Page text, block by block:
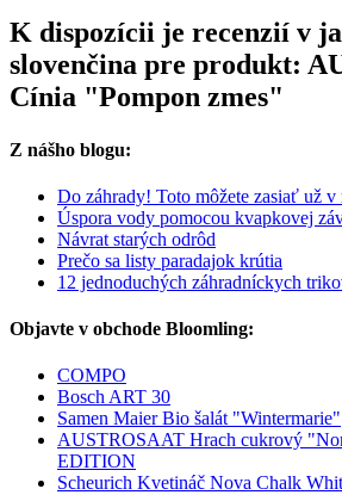
K dispozícii je recenzií v
slovenčina pre produkt:
Cínia "Pompon zmes"
Z nášho blogu:
Do záhrady! Toto môžete zasiať už v
Úspora vody pomocou kvapkovej
Návrat starých odrôd
Prečo sa listy paradajok krútia
12 jednoduchých záhradníckych
Objavte v obchode Bloomling:
COMPO
Bosch ART 30
Samen Maier Bio šalát "Wintermarie"
AUSTROSAAT Hrach cukrový
EDITION
Scheurich Kvetináč Nova Chalk